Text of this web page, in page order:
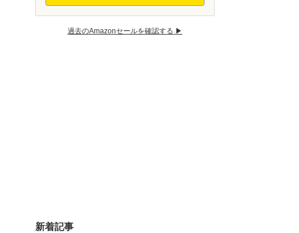
過去のAmazonセールを確認する ▶︎
新着記事